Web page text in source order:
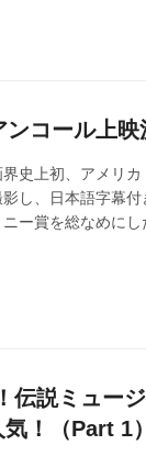
コール上映
史上初、アメリ
し、日本語字幕
ー賞を総なめにし
秋」として全国順
！改めて皆様へ
いたします！皆様
伝説ミュー
！（Part 1